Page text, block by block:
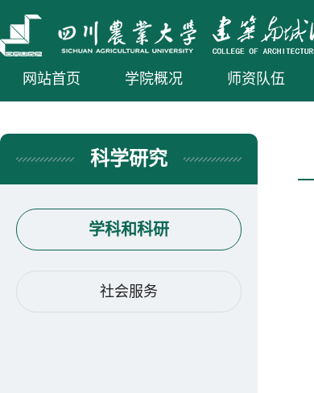
网站首页 学院概况 师资队伍
科学研究
学科和科研
社会服务